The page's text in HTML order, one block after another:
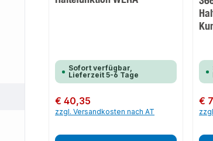
Sofort verfügbar,
Lieferzeit 5-6 Tage
Regulärer Preis:
€ 40,35
zzgl. Versandkosten nach AT
€